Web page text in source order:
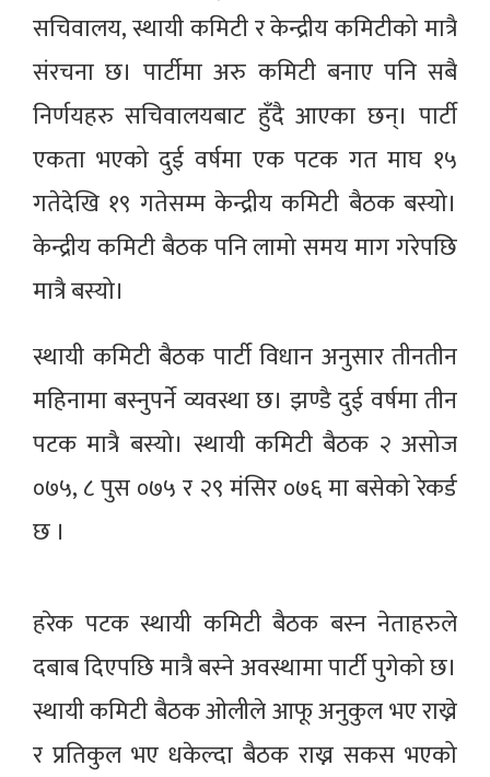
सचिवालय, स्थायी कमिटी र केन्द्रीय कमिटीको मात्रै
संरचना छ। पार्टीमा अरु कमिटी बनाए पनि सबै
निर्णयहरु सचिवालयबाट हुँदै आएका छन्। पार्टी
एकता भएको दुई वर्षमा एक पटक गत माघ १५
गतेदेखि १९ गतेसम्म केन्द्रीय कमिटी बैठक बस्यो।
केन्द्रीय कमिटी बैठक पनि लामो समय माग गरेपछि
मात्रै बस्यो।
स्थायी कमिटी बैठक पार्टी विधान अनुसार तीनतीन
महिनामा बस्नुपर्ने व्यवस्था छ। झण्डै दुई वर्षमा तीन
पटक मात्रै बस्यो। स्थायी कमिटी बैठक २ असोज
०७५, ८ पुस ०७५ र २९ मंसिर ०७६ मा बसेको रेकर्ड
छ ।
हरेक पटक स्थायी कमिटी बैठक बस्न नेताहरुले
दबाब दिएपछि मात्रै बस्ने अवस्थामा पार्टी पुगेको छ।
स्थायी कमिटी बैठक ओलीले आफू अनुकुल भए राख्ने
र प्रतिकुल भए धकेल्दा बैठक राख्न सकस भएको